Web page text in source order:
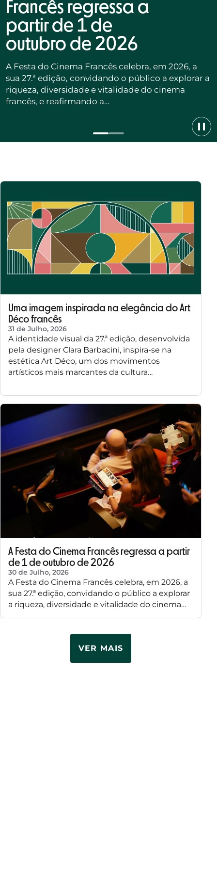
Francês regressa a
partir de 1 de
outubro de 2026
A Festa do Cinema Francês celebra, em 2026, a
sua 27.ª edição, convidando o público a explorar a
riqueza, diversidade e vitalidade do cinema
francês, e reafirmando a…
Uma imagem inspirada na elegância do Art
Déco francês
31 de Julho, 2026
A identidade visual da 27.ª edição, desenvolvida
pela designer Clara Barbacini, inspira-se na
estética Art Déco, um dos movimentos
artísticos mais marcantes da cultura…
A Festa do Cinema Francês regressa a partir
de 1 de outubro de 2026
30 de Julho, 2026
A Festa do Cinema Francês celebra, em 2026, a
sua 27.ª edição, convidando o público a explorar
a riqueza, diversidade e vitalidade do cinema…
VER MAIS